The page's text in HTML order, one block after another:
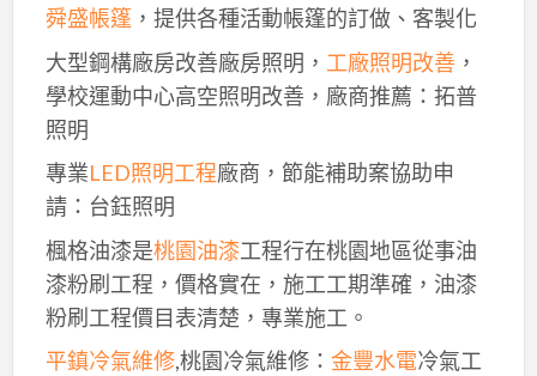
舜盛帳篷，提供各種活動帳篷的訂做、客製化
大型鋼構廠房改善廠房照明， 工廠照明改善，
學校運動中心高空照明改善，廠商推薦：拓普
照明
專業LED照明工程廠商，節能補助案協助申
請：台鈺照明
楓格油漆是桃園油漆工程行在桃園地區從事油
漆粉刷工程，價格實在，施工工期準確，油漆
粉刷工程價目表清楚，專業施工。
平鎮冷氣維修,桃園冷氣維修： 金豐水電冷氣工